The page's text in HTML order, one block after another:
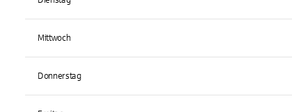
Mittwoch
Donnerstag